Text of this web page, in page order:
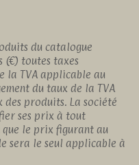
du catalogue
(€) toutes taxes
la TVA applicable au
du taux de la TVA
produits. La société
ses prix à tout
le prix figurant au
sera le seul applicable à